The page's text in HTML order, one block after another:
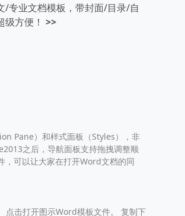
/专业文档模板，带封面/目录/自
方便！ >>
Pane）和样式面板（Styles），非
之后，导航面板支持拖拽调整顺
，可以让大家在打开Word文档的同
击打开图示Word模板文件。 复制下